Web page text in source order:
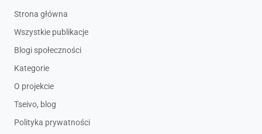
Strona główna
Wszystkie publikacje
Blogi społeczności
Kategorie
O projekcie
Tseivo, blog
Polityka prywatności